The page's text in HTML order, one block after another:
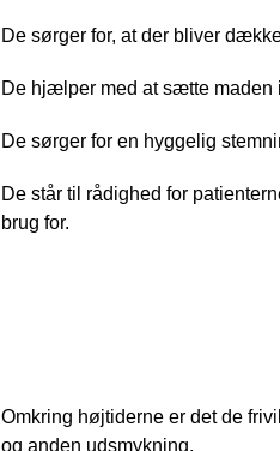
De sørger for, at der bliver
De hjælper med at sætte maden
De sørger for en hyggelig
De står til rådighed for
brug for.
Omkring højtiderne er det de
og anden udsmykning.